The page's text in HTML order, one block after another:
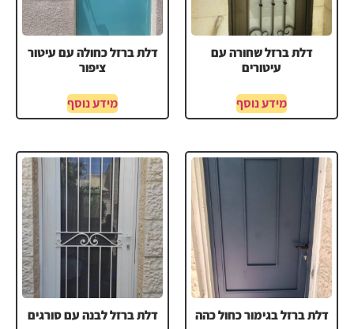
דלת ברזל שחורה עם
עיטורים
מידע נוסף
דלת ברזל כחולה עם עיטור
ציפור
מידע נוסף
דלת ברזל בגימור כחול כהה דלת ברזל לבנה עם סורגים